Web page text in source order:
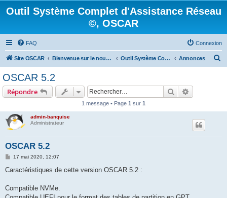
Outil Système Complet d'Assistance Réseau
©, OSCAR
FAQ Connexion
Site OSCAR Bienvenue sur le nouveau forum OSCAR Outil Système Complet d'Assistance Réseau ©, OSCAR Annonces
OSCAR 5.2
Répondre Rechercher
1 message • Page 1 sur 1
admin-banquise
Administrateur
OSCAR 5.2
M
s
g
17 mai 2020, 12:07
Caractéristiques de cette version OSCAR 5.2 :
Compatible NVMe.